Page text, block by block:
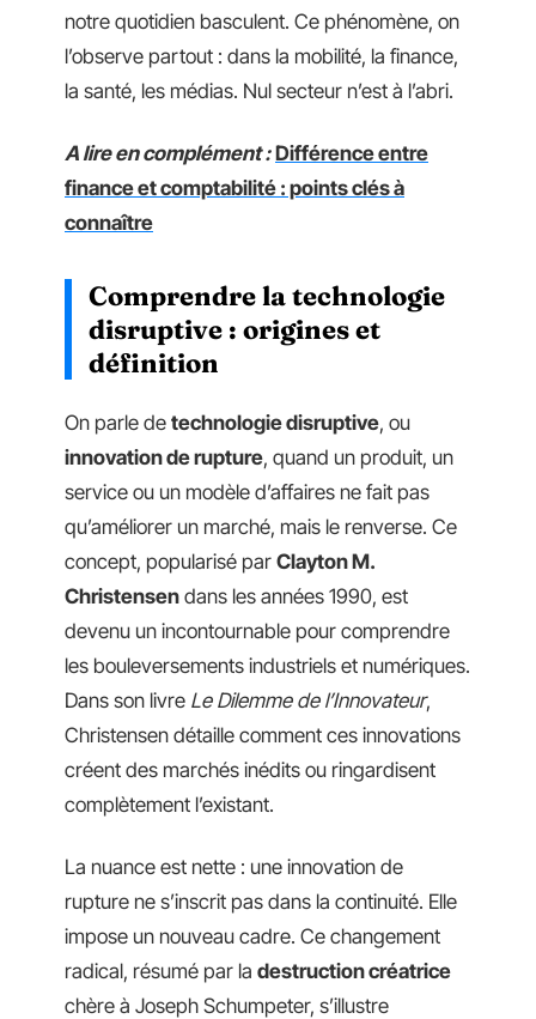
notre quotidien basculent. Ce phénomène, on
l’observe partout : dans la mobilité, la finance,
la santé, les médias. Nul secteur n’est à l’abri.
A lire en complément : Différence entre
finance et comptabilité : points clés à
connaître
Comprendre la technologie
disruptive : origines et
définition
On parle de technologie disruptive, ou
innovation de rupture, quand un produit, un
service ou un modèle d’affaires ne fait pas
qu’améliorer un marché, mais le renverse. Ce
concept, popularisé par Clayton M.
Christensen dans les années 1990, est
devenu un incontournable pour comprendre
les bouleversements industriels et numériques.
Dans son livre Le Dilemme de l’Innovateur,
Christensen détaille comment ces innovations
créent des marchés inédits ou ringardisent
complètement l’existant.
La nuance est nette : une innovation de
rupture ne s’inscrit pas dans la continuité. Elle
impose un nouveau cadre. Ce changement
radical, résumé par la destruction créatrice
chère à Joseph Schumpeter, s’illustre